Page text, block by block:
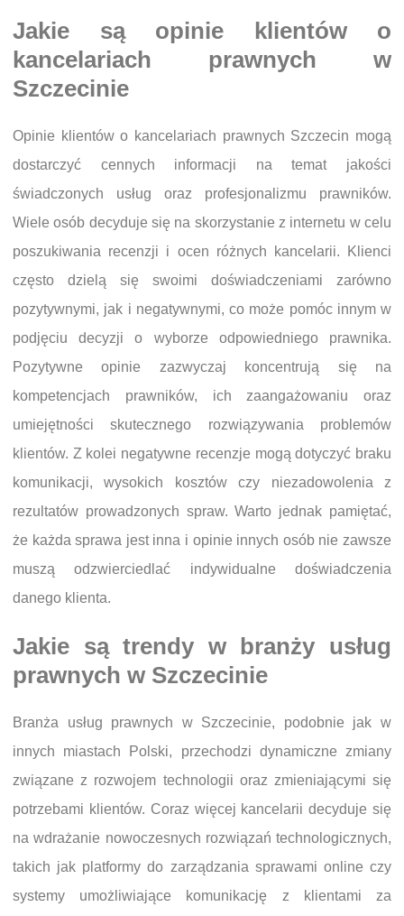
Jakie są opinie klientów o
kancelariach prawnych w
Szczecinie
Opinie klientów o kancelariach prawnych Szczecin mogą
dostarczyć cennych informacji na temat jakości
świadczonych usług oraz profesjonalizmu prawników.
Wiele osób decyduje się na skorzystanie z internetu w celu
poszukiwania recenzji i ocen różnych kancelarii. Klienci
często dzielą się swoimi doświadczeniami zarówno
pozytywnymi, jak i negatywnymi, co może pomóc innym w
podjęciu decyzji o wyborze odpowiedniego prawnika.
Pozytywne opinie zazwyczaj koncentrują się na
kompetencjach prawników, ich zaangażowaniu oraz
umiejętności skutecznego rozwiązywania problemów
klientów. Z kolei negatywne recenzje mogą dotyczyć braku
komunikacji, wysokich kosztów czy niezadowolenia z
rezultatów prowadzonych spraw. Warto jednak pamiętać,
że każda sprawa jest inna i opinie innych osób nie zawsze
muszą odzwierciedlać indywidualne doświadczenia
danego klienta.
Jakie są trendy w branży usług
prawnych w Szczecinie
Branża usług prawnych w Szczecinie, podobnie jak w
innych miastach Polski, przechodzi dynamiczne zmiany
związane z rozwojem technologii oraz zmieniającymi się
potrzebami klientów. Coraz więcej kancelarii decyduje się
na wdrażanie nowoczesnych rozwiązań technologicznych,
takich jak platformy do zarządzania sprawami online czy
systemy umożliwiające komunikację z klientami za